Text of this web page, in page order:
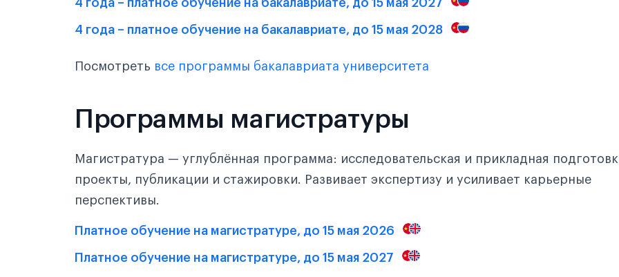
4 года – платное обучение на бакалавриате, до 15 мая 2027
4 года – платное обучение на бакалавриате, до 15 мая 2028
Посмотреть все программы бакалавриата университета
Программы магистратуры
Магистратура — углублённая программа: исследовательская и прикладная
проекты, публикации и стажировки. Развивает экспертизу и усиливает карьерные
перспективы.
Платное обучение на магистратуре, до 15 мая 2026
Платное обучение на магистратуре, до 15 мая 2027